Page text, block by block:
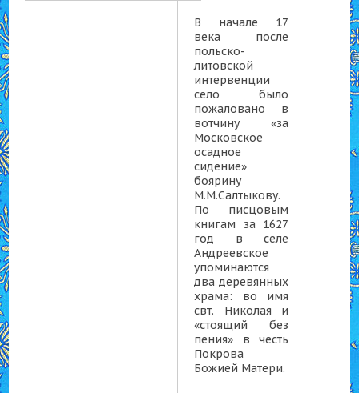
В начале 17
века после
польско-
литовской
интервенции
село было
пожаловано в
вотчину «за
Московское
осадное
сидение»
боярину
М.М.Салтыкову.
По писцовым
книгам за 1627
год в селе
Андреевское
упоминаются
два деревянных
храма: во имя
свт. Николая и
«стоящий без
пения» в честь
Покрова
Божией Матери.